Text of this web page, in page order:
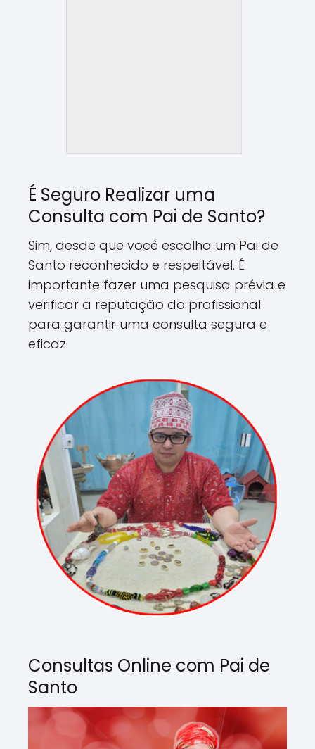
É Seguro Realizar uma
Consulta com Pai de Santo?
Sim, desde que você escolha um Pai de
Santo reconhecido e respeitável. É
importante fazer uma pesquisa prévia e
verificar a reputação do profissional
para garantir uma consulta segura e
eficaz.
Consultas Online com Pai de
Santo